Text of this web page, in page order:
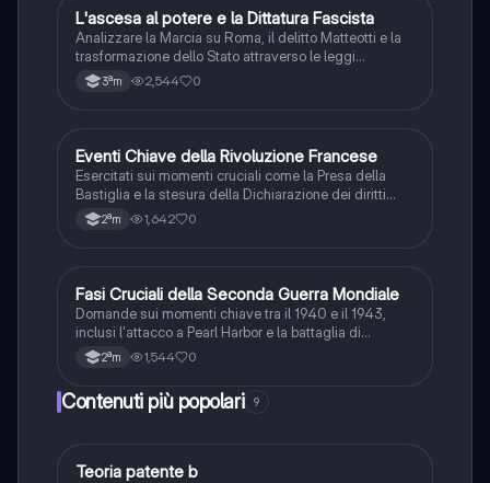
LStoria
L'ascesa al potere e la Dittatura Fascista
Analizzare la Marcia su Roma, il delitto Matteotti e la
trasformazione dello Stato attraverso le leggi
fascistissime.
3ªm 2,544 0
EStoria
Eventi Chiave della Rivoluzione Francese
Esercitati sui momenti cruciali come la Presa della
Bastiglia e la stesura della Dichiarazione dei diritti
dell'uomo e del cittadino.
2ªm 1,642 0
FStoria
Fasi Cruciali della Seconda Guerra Mondiale
Domande sui momenti chiave tra il 1940 e il 1943,
inclusi l'attacco a Pearl Harbor e la battaglia di
Stalingrado.
2ªm 1,544 0
Contenuti più popolari 9
Altro
Teoria patente b